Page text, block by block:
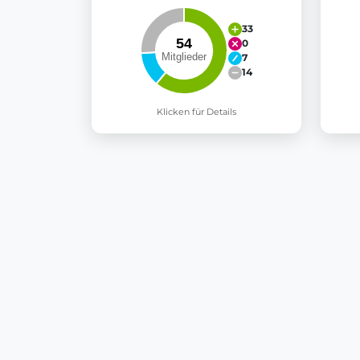
33
0
7
14
Klicken für Details